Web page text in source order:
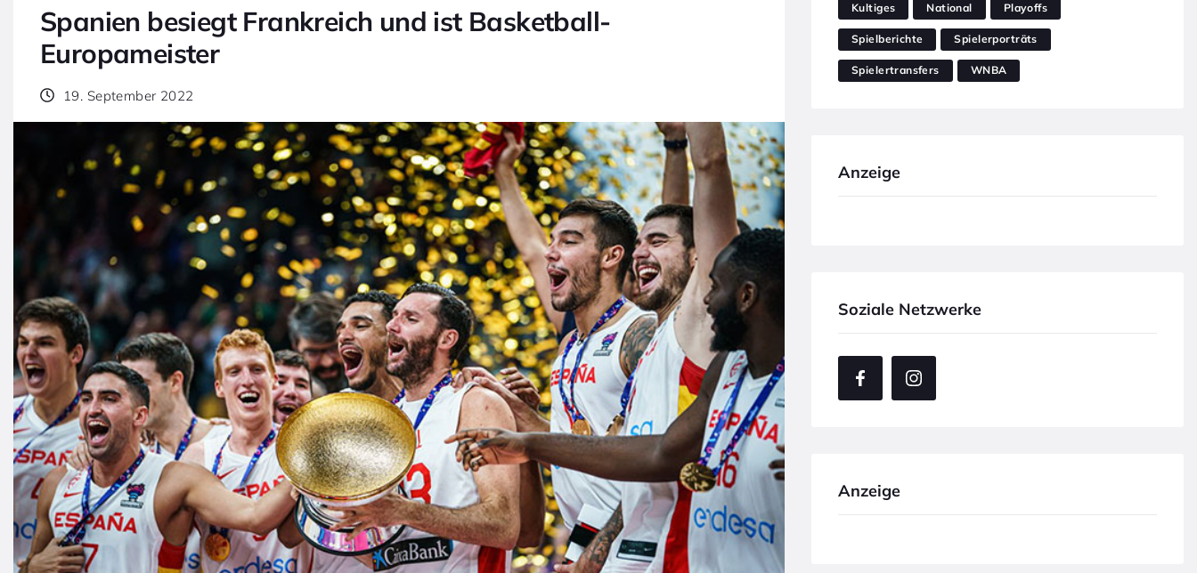
Spanien besiegt Frankreich und ist Basketball-
Europameister
19. September 2022
Kultiges National Playoffs
Spielberichte Spielerporträts
Spielertransfers WNBA
Anzeige
Soziale Netzwerke
Anzeige